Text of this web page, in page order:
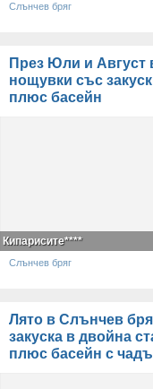
Слънчев бряг
През Юли и Август
нощувки със
плюс басейн
Кипарисите****
Слънчев бряг
Лято в Слънчев
закуска в двойна
плюс басейн с